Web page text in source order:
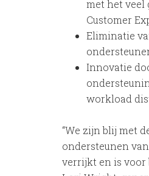
met het veel
Customer
Eliminatie
Innovatie
workload
“We zijn blij met
ondersteunen
verrijkt en is voor